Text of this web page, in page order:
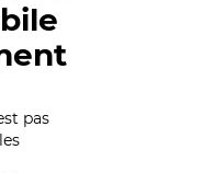
pas